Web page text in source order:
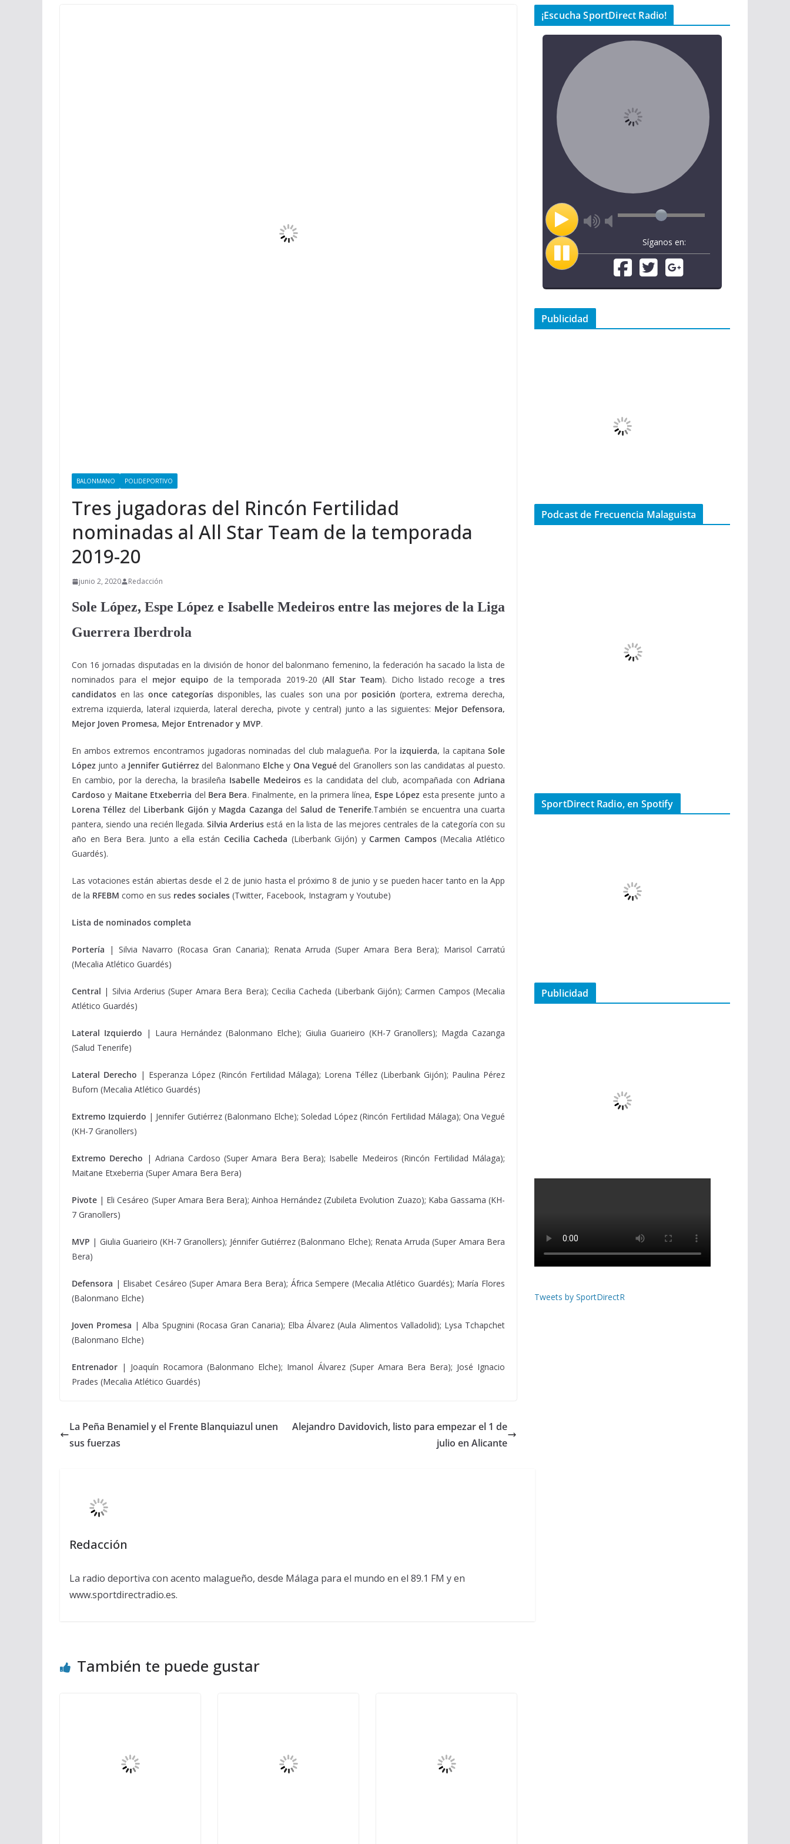
BALONMANO POLIDEPORTIVO
Tres jugadoras del Rincón Fertilidad
nominadas al All Star Team de la temporada
2019-20
junio 2, 2020 Redacción
Sole López, Espe López e Isabelle Medeiros entre las mejores de la Liga
Guerrera Iberdrola
Con 16 jornadas disputadas en la división de honor del balonmano femenino, la federación ha sacado la lista de
nominados para el mejor equipo de la temporada 2019-20 (All Star Team). Dicho listado recoge a tres
candidatos en lasonce categoríasdisponibles, las cuales son una por posición (portera, extrema derecha,
extrema izquierda, lateral izquierda, lateral derecha, pivote y central) junto a las siguientes: Mejor Defensora,
Mejor Joven Promesa, Mejor Entrenador y MVP.
En ambos extremos encontramos jugadoras nominadas del club malagueña. Por la izquierda, la capitanaSole
López junto a Jennifer Gutiérrez del Balonmano Elche y Ona Veguédel Granollers son las candidatas al puesto.
En cambio, por la derecha, la brasileña Isabelle Medeiroses la candidata del club, acompañada con Adriana
Cardoso y Maitane Etxeberria del Bera Bera. Finalmente, en la primera línea, Espe López esta presente junto a
Lorena Téllez del Liberbank Gijóny Magda Cazanga del Salud de Tenerife.También se encuentra una cuarta
pantera, siendo una recién llegada.Silvia Arderius está en la lista de las mejores centrales de la categoría con su
año en Bera Bera. Junto a ella están Cecilia Cacheda (Liberbank Gijón) yCarmen Campos(Mecalia Atlético
Guardés).
Las votaciones están abiertas desde el 2 de junio hasta el próximo 8 de junio y se pueden hacer tanto en la App
de la RFEBM como en sus redes sociales (Twitter, Facebook, Instagram y Youtube)
Lista de nominados completa
Portería | Silvia Navarro (Rocasa Gran Canaria); Renata Arruda (Super Amara Bera Bera); Marisol Carratú
(Mecalia Atlético Guardés)
Central | Silvia Arderius (Super Amara Bera Bera); Cecilia Cacheda (Liberbank Gijón); Carmen Campos (Mecalia
Atlético Guardés)
Lateral Izquierdo | Laura Hernández (Balonmano Elche); Giulia Guarieiro (KH-7 Granollers); Magda Cazanga
(Salud Tenerife)
Lateral Derecho | Esperanza López (Rincón Fertilidad Málaga); Lorena Téllez (Liberbank Gijón); Paulina Pérez
Buforn (Mecalia Atlético Guardés)
Extremo Izquierdo | Jennifer Gutiérrez (Balonmano Elche); Soledad López (Rincón Fertilidad Málaga); Ona Vegué
(KH-7 Granollers)
Extremo Derecho | Adriana Cardoso (Super Amara Bera Bera); Isabelle Medeiros (Rincón Fertilidad Málaga);
Maitane Etxeberria (Super Amara Bera Bera)
Pivote | Eli Cesáreo (Super Amara Bera Bera); Ainhoa Hernández (Zubileta Evolution Zuazo); Kaba Gassama (KH-
7 Granollers)
MVP | Giulia Guarieiro (KH-7 Granollers); Jénnifer Gutiérrez (Balonmano Elche); Renata Arruda (Super Amara Bera
Bera)
Defensora | Elisabet Cesáreo (Super Amara Bera Bera); África Sempere (Mecalia Atlético Guardés); María Flores
(Balonmano Elche)
Joven Promesa | Alba Spugnini (Rocasa Gran Canaria); Elba Álvarez (Aula Alimentos Valladolid); Lysa Tchapchet
(Balonmano Elche)
Entrenador | Joaquín Rocamora (Balonmano Elche); Imanol Álvarez (Super Amara Bera Bera); José Ignacio
Prades (Mecalia Atlético Guardés)
La Peña Benamiel y el Frente Blanquiazul unen
sus fuerzas
Alejandro Davidovich, listo para empezar el 1 de
julio en Alicante
Redacción
La radio deportiva con acento malagueño, desde Málaga para el mundo en el 89.1 FM y en
www.sportdirectradio.es.
También te puede gustar
¡Escucha SportDirect Radio!
Síganos en:
Publicidad
Podcast de Frecuencia Malaguista
SportDirect Radio, en Spotify
Publicidad
Tweets by SportDirectR